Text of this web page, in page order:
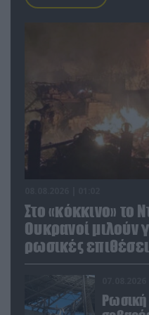
Στο «κόκκινο» το
Ουκρανοί μιλούν
ρωσικές
επικράτεια